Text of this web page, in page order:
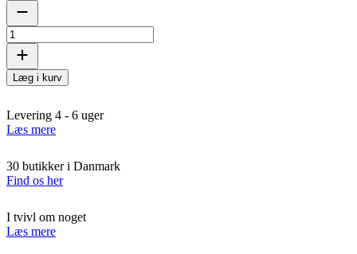
Læg i kurv
Levering 4 - 6 uger
Læs mere
30 butikker i Danmark
Find os her
I tvivl om noget
Læs mere